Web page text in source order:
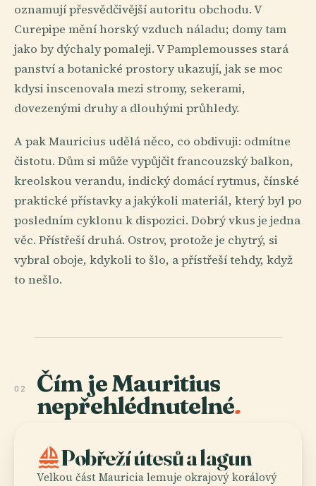
oznamují přesvědčivější autoritu obchodu. V
Curepipe mění horský vzduch náladu; domy tam
jako by dýchaly pomaleji. V Pamplemousses stará
panství a botanické prostory ukazují, jak se moc
kdysi inscenovala mezi stromy, sekerami,
dovezenými druhy a dlouhými průhledy.
A pak Mauricius udělá něco, co obdivuji: odmítne
čistotu. Dům si může vypůjčit francouzský balkon,
kreolskou verandu, indický domácí rytmus, čínské
praktické přístavky a jakýkoli materiál, který byl po
posledním cyklonu k dispozici. Dobrý vkus je jedna
věc. Přístřeší druhá. Ostrov, protože je chytrý, si
vybral oboje, kdykoli to šlo, a přístřeší tehdy, když
to nešlo.
02 Čím je Mauritius
nepřehlédnutelné.
sailingPobřeží útesů a lagun
Velkou část Mauricia lemuje okrajový korálový